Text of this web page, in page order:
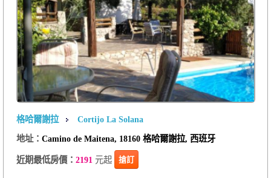
格哈爾謝拉
Cortijo La Solana
地址： Camino de Maitena, 18160 格哈爾謝拉, 西班牙
近期最低房價： 2191 元起 搶訂